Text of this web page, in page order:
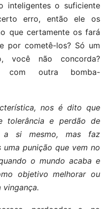
inteligentes o suficiente
erro, então ele os
que certamente os fará
por cometê-los? Só um
você não concorda?
com outra bomba-
nos é dito que
tolerância e perdão de
si mesmo, mas faz
punição que vem no
o mundo acaba e
objetivo melhorar ou
vingança.